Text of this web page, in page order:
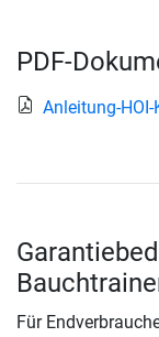
PDF-
Anleitung-HOI-
Für